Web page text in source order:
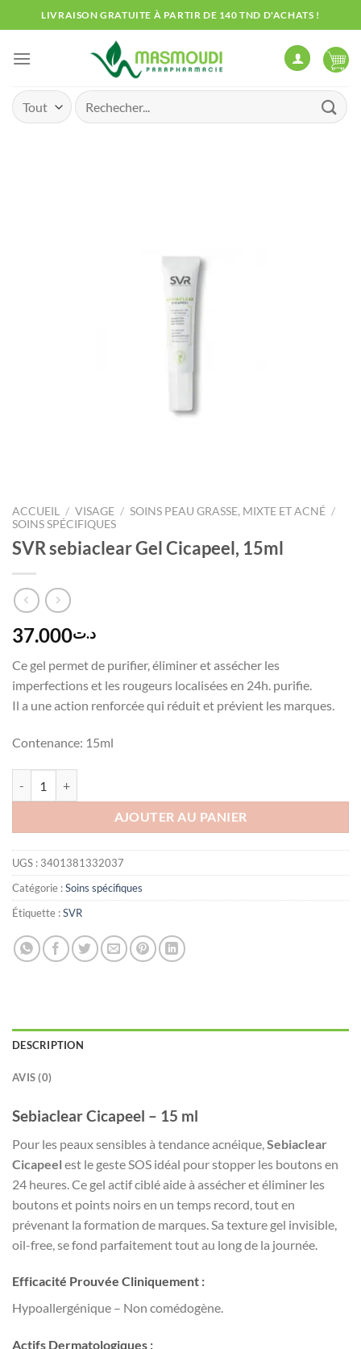
au
contenu
LIVRAISON GRATUITE À PARTIR DE 140 TND D'ACHATS !
Recherche
pour :
ACCUEIL / VISAGE / SOINS PEAU GRASSE, MIXTE ET ACNÉ /
SOINS SPÉCIFIQUES
SVR sebiaclear Gel Cicapeel, 15ml
د.ت37.000
Ce gel permet de purifier, éliminer et assécher les
imperfections et les rougeurs localisées en 24h. purifie.
Il a une action renforcée qui réduit et prévient les marques.
Contenance: 15ml
AJOUTER AU PANIER
UGS : 3401381332037
Catégorie :Soins spécifiques
Étiquette :SVR
DESCRIPTION
AVIS (0)
Sebiaclear Cicapeel – 15 ml
Pour les peaux sensibles à tendance acnéique, Sebiaclear
Cicapeel est le geste SOS idéal pour stopper les boutons en
24 heures. Ce gel actif ciblé aide à assécher et éliminer les
boutons et points noirs en un temps record, tout en
prévenant la formation de marques. Sa texture gel invisible,
oil-free, se fond parfaitement tout au long de la journée.
Efficacité Prouvée Cliniquement :
Hypoallergénique – Non comédogène.
Actifs Dermatologiques :